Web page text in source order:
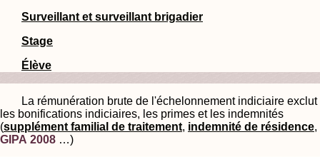
Surveillant et surveillant brigadier
Stage
Élève
La rémunération brute de l'échelonnement indiciaire exclut
les bonifications indiciaires, les primes et les indemnités
(supplément familial de traitement, indemnité de résidence,
GIPA 2008 …)